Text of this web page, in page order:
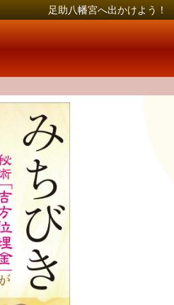
足助八幡宮へ出かけよう！